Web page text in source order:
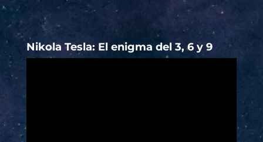
Nikola Tesla: El enigma del 3, 6 y 9